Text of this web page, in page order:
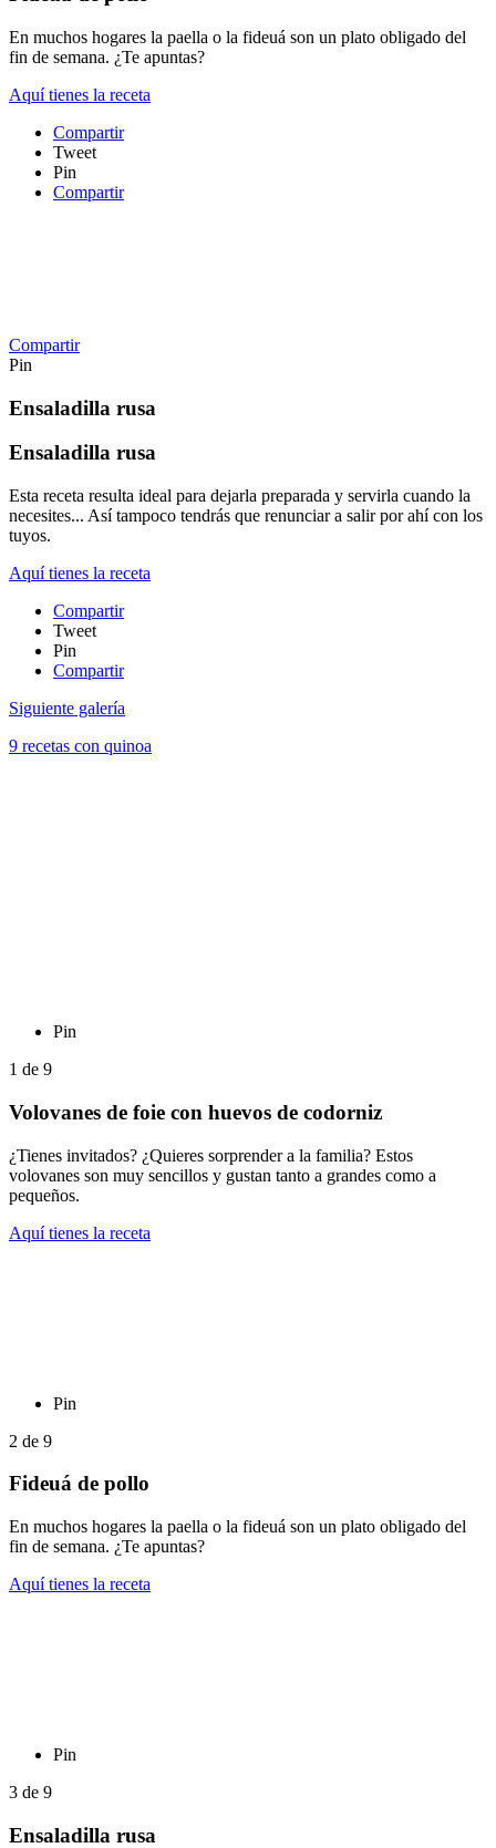
En muchos hogares la paella o la fideuá son un plato obligado del
fin de semana. ¿Te apuntas?
Aquí tienes la receta
Compartir
Tweet
Pin
Compartir
Compartir
Pin
Ensaladilla rusa
Ensaladilla rusa
Esta receta resulta ideal para dejarla preparada y servirla cuando la
necesites... Así tampoco tendrás que renunciar a salir por ahí con los
tuyos.
Aquí tienes la receta
Compartir
Tweet
Pin
Compartir
Siguiente galería
9 recetas con quinoa
Pin
1 de 9
Volovanes de foie con huevos de codorniz
¿Tienes invitados? ¿Quieres sorprender a la familia? Estos
volovanes son muy sencillos y gustan tanto a grandes como a
pequeños.
Aquí tienes la receta
Pin
2 de 9
Fideuá de pollo
En muchos hogares la paella o la fideuá son un plato obligado del
fin de semana. ¿Te apuntas?
Aquí tienes la receta
Pin
3 de 9
Ensaladilla rusa